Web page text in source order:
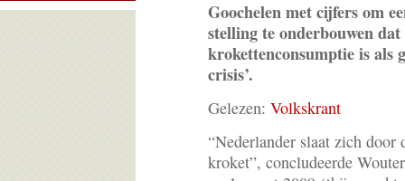
Goochelen met cijfers om
stelling te onderbouwen dat
krokettenconsumptie is als
crisis’.
Gelezen: Volkskrant
“Nederlander slaat zich
kroket”, concludeerde